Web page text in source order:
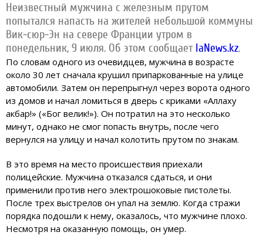
Неизвестный мужчина с железным прутом
попытался напасть на жителей небольшой коммуны
Вик-сюр-Эн на севере Франции утром в
понедельник, 9 июля. Об этом сообщает IaNews.kz.
По словам одного из очевидцев, мужчина в возрасте
около 30 лет сначала крушил припаркованные на улице
автомобили. Затем он перепрыгнул через ворота одного
из домов и начал ломиться в дверь с криками «Аллаху
акбар!» («Бог велик!»). Он потратил на это несколько
минут, однако не смог попасть внутрь, после чего
вернулся на улицу и начал колотить прутом по знакам.
В это время на место происшествия приехали
полицейские. Мужчина отказался сдаться, и они
применили против него электрошоковые пистолеты.
После трех выстрелов он упал на землю. Когда стражи
порядка подошли к нему, оказалось, что мужчине плохо.
Несмотря на оказанную помощь, он умер.